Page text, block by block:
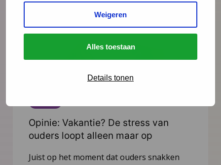
Weigeren
Alles toestaan
Details tonen
Opinie: Vakantie? De stress van
ouders loopt alleen maar op
Juist op het moment dat ouders snakken